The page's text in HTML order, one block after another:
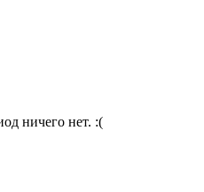
ничего нет. :(